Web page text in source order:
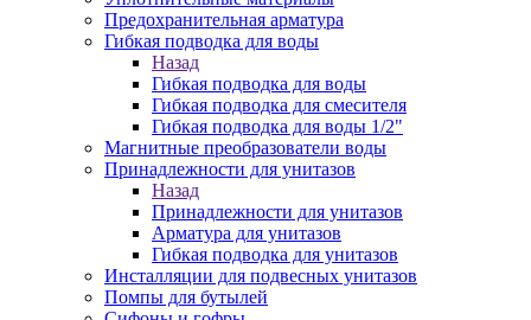
Предохранительная арматура
Гибкая подводка для воды
Назад
Гибкая подводка для воды
Гибкая подводка для смесителя
Гибкая подводка для воды 1/2"
Магнитные преобразователи воды
Принадлежности для унитазов
Назад
Принадлежности для унитазов
Арматура для унитазов
Гибкая подводка для унитазов
Инсталляции для подвесных унитазов
Помпы для бутылей